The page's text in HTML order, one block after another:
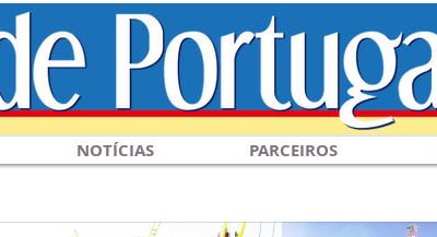
NOTÍCIAS PARCEIROS